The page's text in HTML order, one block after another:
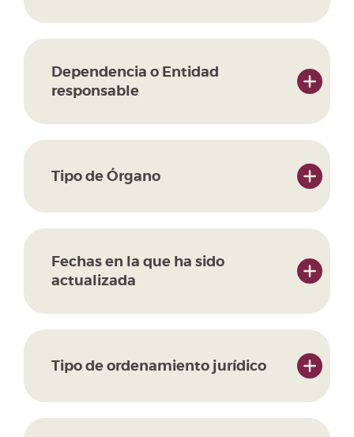
Dependencia o Entidad
responsable
Tipo de Órgano
Fechas en la que ha sido
actualizada
Tipo de ordenamiento jurídico